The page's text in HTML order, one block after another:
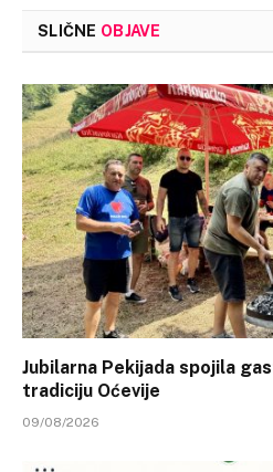
SLIČNE OBJAVE
Jubilarna Pekijada spojila
tradiciju Oćevije
09/08/2026